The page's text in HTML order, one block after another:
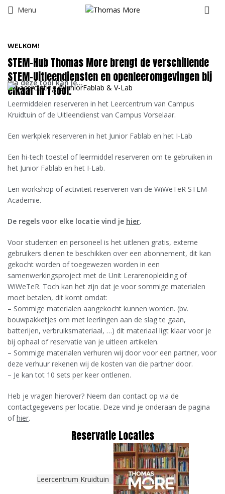
Menu
WELKOM!
STEM-Hub Thomas More brengt de verschillende
STEM-Uitleendiensten en openleeromgevingen bij
elkaar in 1 tool.
Via deze tool kan je…
Leermiddelen reserveren in het Leercentrum van Campus
Kruidtuin of de Uitleendienst van Campus Vorselaar.
Een werkplek reserveren in het Junior Fablab en het I-Lab
Een hi-tech toestel of leermiddel reserveren om te gebruiken in
het Junior Fablab en het I-Lab.
Een workshop of activiteit reserveren van de WiWeTeR STEM-
Academie.
De regels voor elke locatie vind je hier.
Voor studenten en personeel is het uitlenen gratis, externe
gebruikers dienen te beschikken over een abonnement, dit kan
gekocht worden of toegewezen worden in een
samenwerkingsproject met de Unit Lerarenopleiding of
WiWeTeR. Toch kan het zijn dat je voor sommige materialen
moet betalen, dit komt omdat:
– Sommige materialen aangekocht kunnen worden. (bv.
bouwpakketjes om met leerlingen aan de slag te gaan,
batterijen, verbruiksmateriaal, …) dit materiaal ligt klaar voor je
bij ophaal of reservatie van je uitleen artikelen.
– Sommige materialen verhuren wij door voor een partner, voor
deze verhuur rekenen wij de kosten van die partner door.
– Je kan tot 10 sets per keer ontlenen.
Heb je vragen hierover? Neem dan contact op via de
contactgegevens per locatie. Deze vind je onderaan de pagina
ofhier.
Reservatie Locaties
Leercentrum Kruidtuin